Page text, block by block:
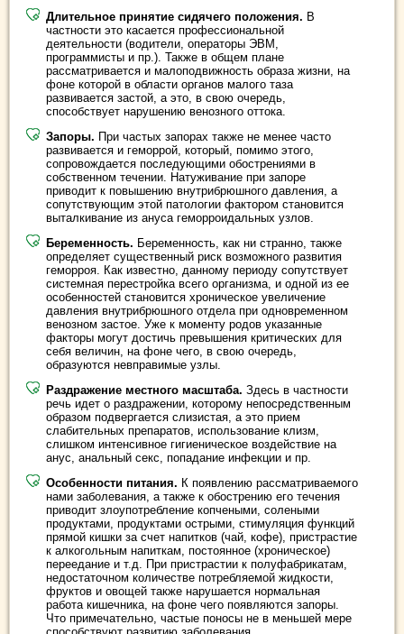
Длительное принятие сидячего положения. В
частности это касается профессиональной
деятельности (водители, операторы ЭВМ,
программисты и пр.). Также в общем плане
рассматривается и малоподвижность образа жизни, на
фоне которой в области органов малого таза
развивается застой, а это, в свою очередь,
способствует нарушению венозного оттока.
Запоры. При частых запорах также не менее часто
развивается и геморрой, который, помимо этого,
сопровождается последующими обострениями в
собственном течении. Натуживание при запоре
приводит к повышению внутрибрюшного давления, а
сопутствующим этой патологии фактором становится
выталкивание из ануса геморроидальных узлов.
Беременность. Беременность, как ни странно, также
определяет существенный риск возможного развития
геморроя. Как известно, данному периоду сопутствует
системная перестройка всего организма, и одной из ее
особенностей становится хроническое увеличение
давления внутрибрюшного отдела при одновременном
венозном застое. Уже к моменту родов указанные
факторы могут достичь превышения критических для
себя величин, на фоне чего, в свою очередь,
образуются невправимые узлы.
Раздражение местного масштаба. Здесь в частности
речь идет о раздражении, которому непосредственным
образом подвергается слизистая, а это прием
слабительных препаратов, использование клизм,
слишком интенсивное гигиеническое воздействие на
анус, анальный секс, попадание инфекции и пр.
Особенности питания. К появлению рассматриваемого
нами заболевания, а также к обострению его течения
приводит злоупотребление копчеными, солеными
продуктами, продуктами острыми, стимуляция функций
прямой кишки за счет напитков (чай, кофе), пристрастие
к алкогольным напиткам, постоянное (хроническое)
переедание и т.д. При пристрастии к полуфабрикатам,
недостаточном количестве потребляемой жидкости,
фруктов и овощей также нарушается нормальная
работа кишечника, на фоне чего появляются запоры.
Что примечательно, частые поносы не в меньшей мере